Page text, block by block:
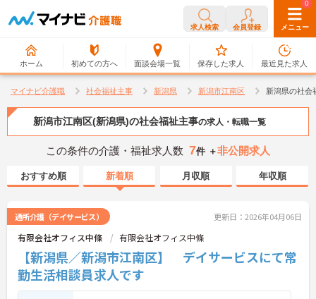
求人検索 会員登録 メニュー
ホーム 初めての方へ 面談会場一覧
0
保存した求人
0
最近見た求人
マイナビ介護職 社会福祉主事 新潟県 新潟市江南区 新潟県の社会
新潟市江南区(新潟県)の社会福祉主事の求人・転職一覧
この条件の介護・福祉求人数 7件 ＋非公開求人
おすすめ順 新着順 月収順 年収順
通所介護（デイサービス） 更新日：2026年04月06日
有限会社オフィス中條 有限会社オフィス中條
【新潟県／新潟市江南区】 デイサービスにて常
勤生活相談員求人です